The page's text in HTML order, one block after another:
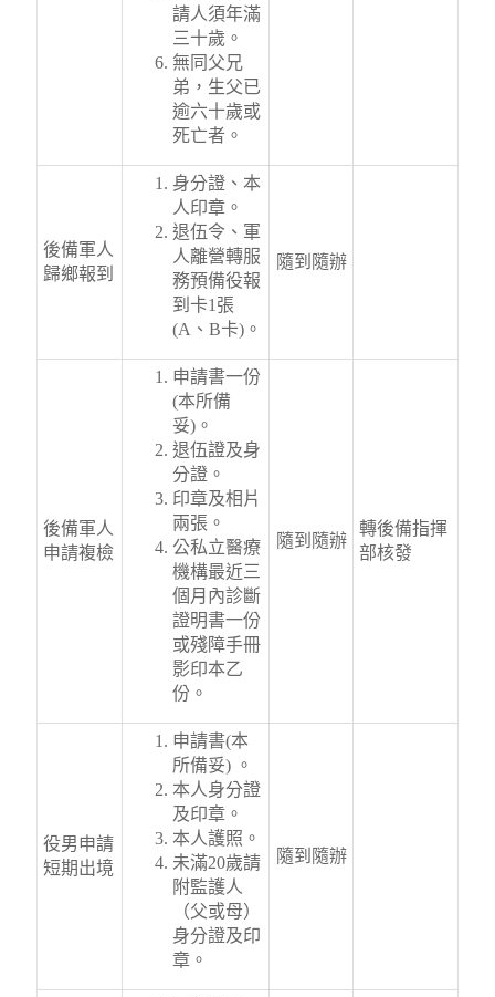
請人須年滿
三十歲。
無同父兄
弟，生父已
逾六十歲或
死亡者。
後備軍人
歸鄉報到
身分證、本
人印章。
退伍令、軍
人離營轉服
務預備役報
到卡1張
(A、B卡)。
隨到隨辦
後備軍人
申請複檢
申請書一份
(本所備
妥)。
退伍證及身
分證。
印章及相片
兩張。
公私立醫療
機構最近三
個月內診斷
證明書一份
或殘障手冊
影印本乙
份。
隨到隨辦
轉後備指揮
部核發
役男申請
短期出境
申請書(本
所備妥) 。
本人身分證
及印章。
本人護照。
未滿20歲請
附監護人
（父或母）
身分證及印
章。
隨到隨辦